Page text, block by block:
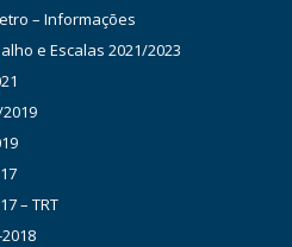
– Informações
e Escalas 2021/2023
– TRT